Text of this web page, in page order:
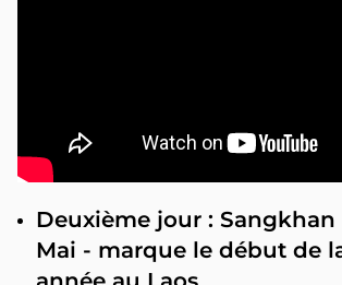
Deuxième jour :
Mai - marque le début de